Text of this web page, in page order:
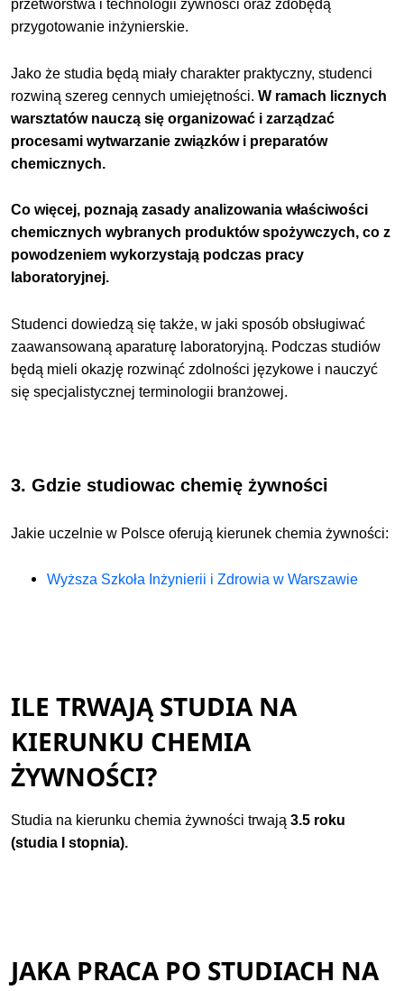
przetwórstwa i technologii żywności oraz zdobędą
przygotowanie inżynierskie.
Jako że studia będą miały charakter praktyczny, studenci
rozwiną szereg cennych umiejętności. W ramach licznych
warsztatów nauczą się organizować i zarządzać
procesami wytwarzanie związków i preparatów
chemicznych.
Co więcej, poznają zasady analizowania właściwości
chemicznych wybranych produktów spożywczych, co z
powodzeniem wykorzystają podczas pracy
laboratoryjnej.
Studenci dowiedzą się także, w jaki sposób obsługiwać
zaawansowaną aparaturę laboratoryjną. Podczas studiów
będą mieli okazję rozwinąć zdolności językowe i nauczyć
się specjalistycznej terminologii branżowej.
3. Gdzie studiowac chemię żywności
Jakie uczelnie w Polsce oferują kierunek chemia żywności:
Wyższa Szkoła Inżynierii i Zdrowia w Warszawie
ILE TRWAJĄ STUDIA NA
KIERUNKU CHEMIA
ŻYWNOŚCI?
Studia na kierunku chemia żywności trwają3.5 roku
(studia I stopnia).
JAKA PRACA PO STUDIACH NA